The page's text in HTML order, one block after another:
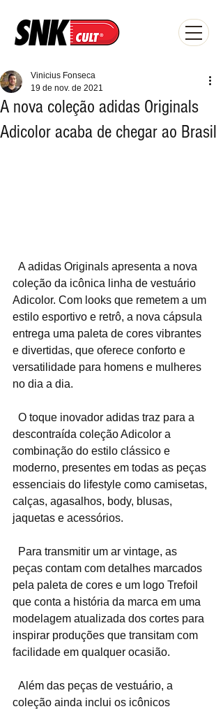
A nova coleção adidas Originals
Adicolor acaba de chegar ao Brasil
Vinicius Fonseca
19 de nov. de 2021
coleção da icônica linha de vestuário
Adicolor. Com looks que remetem a um
estilo esportivo e retrô, a nova cápsula
entrega uma paleta de cores vibrantes
e divertidas, que oferece conforto e
versatilidade para homens e mulheres
no dia a dia.
descontraída coleção Adicolor a
combinação do estilo clássico e
moderno, presentes em todas as peças
essenciais do lifestyle como camisetas,
calças, agasalhos, body, blusas,
jaquetas e acessórios.
peças contam com detalhes marcados
pela paleta de cores e um logo Trefoil
que conta a história da marca em uma
modelagem atualizada dos cortes para
inspirar produções que transitam com
facilidade em qualquer ocasião.
coleção ainda inclui os icônicos